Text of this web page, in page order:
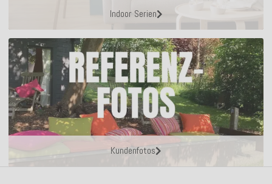
Indoor Serien
Kundenfotos